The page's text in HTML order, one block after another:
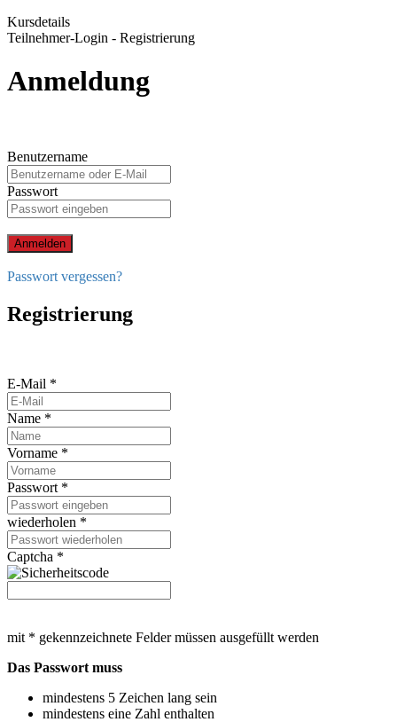
Kursdetails
Teilnehmer-Login - Registrierung
Anmeldung
Benutzername
Passwort
Anmelden
Passwort vergessen?
Registrierung
E-Mail *
Name *
Vorname *
Passwort *
wiederholen *
Captcha *
mit * gekennzeichnete Felder müssen ausgefüllt werden
Das Passwort muss
mindestens 5 Zeichen lang sein
mindestens eine Zahl enthalten